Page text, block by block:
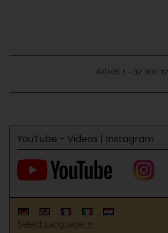
Artikel 1 - 12 von 12
YouTube - Videos | Instagram
Select Language ▼